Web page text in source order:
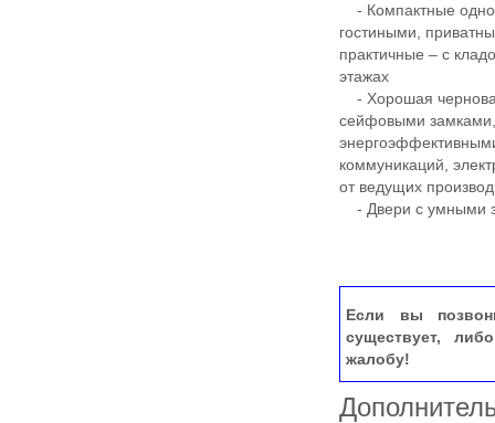
- Компактные
гостиными,
практичные – с
этажах
- Хорошая
сейфовыми
коммуникаций,
от ведущих
- Двери с умными
Если вы
существует,
жалобу!